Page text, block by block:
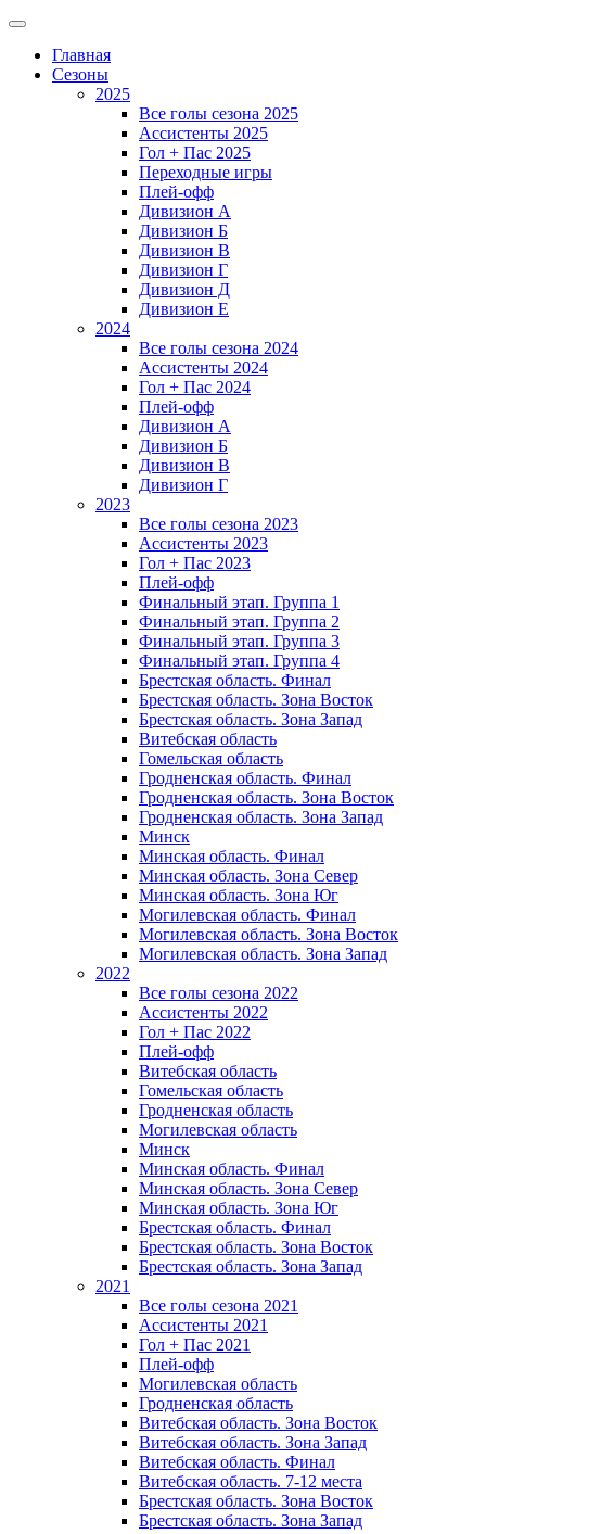
Главная
Сезоны
2025
Все голы сезона 2025
Ассистенты 2025
Гол + Пас 2025
Переходные игры
Плей-офф
Дивизион A
Дивизион Б
Дивизион В
Дивизион Г
Дивизион Д
Дивизион Е
2024
Все голы сезона 2024
Ассистенты 2024
Гол + Пас 2024
Плей-офф
Дивизион A
Дивизион Б
Дивизион В
Дивизион Г
2023
Все голы сезона 2023
Ассистенты 2023
Гол + Пас 2023
Плей-офф
Финальный этап. Группа 1
Финальный этап. Группа 2
Финальный этап. Группа 3
Финальный этап. Группа 4
Брестская область. Финал
Брестская область. Зона Восток
Брестская область. Зона Запад
Витебская область
Гомельская область
Гродненская область. Финал
Гродненская область. Зона Восток
Гродненская область. Зона Запад
Минск
Минская область. Финал
Минская область. Зона Север
Минская область. Зона Юг
Могилевская область. Финал
Могилевская область. Зона Восток
Могилевская область. Зона Запад
2022
Все голы сезона 2022
Ассистенты 2022
Гол + Пас 2022
Плей-офф
Витебская область
Гомельская область
Гродненская область
Могилевская область
Минск
Mинская область. Финал
Минская область. Зона Север
Минская область. Зона Юг
Брестская область. Финал
Брестская область. Зона Восток
Брестская область. Зона Запад
2021
Все голы сезона 2021
Ассистенты 2021
Гол + Пас 2021
Плей-офф
Могилевская область
Гродненская область
Витебская область. Зона Восток
Витебская область. Зона Запад
Витебская область. Финал
Витебская область. 7-12 места
Брестская область. Зона Восток
Брестская область. Зона Запад